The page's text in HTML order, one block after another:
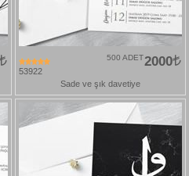
53922
2000
500 ADET
Sade ve şık davetiye